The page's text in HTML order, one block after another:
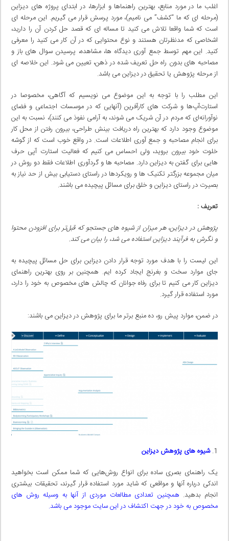
اغلب ما در مورد منابع، بهترین راهنماها و ابزارها، در ابتدای پروژه های دیزاین
(مرحله ای که ما “کشف” می نامیم)، مورد پرسش قرار می گیریم. این مرحله ای
است که شما واقعا تلاش می کنید تا مساله ای که قصد حل کردن آن را دارید،
اشخاصی که مدنظرتان هستند و نوع محتوایی که در آن کار می کنید را معرفی
کنید. این مهم توسط جمع آوری دیدگاه ها، مشاهده، پرسیدن سوال های باز و
مصاحبه های بدون راه حل تعریف شده در ذهن، تعیین می شود. این خلاصه ای
از مرحله پژوهش یا تحقیق در دیزاین می باشد.
این مطلب را با توجه به این موضوع می نویسیم که آگاهی، مخصوصا در
استارت‌آپ‌ها و شرکت های کارآفرین (آنهایی که در موسسات اجتماعی و فضای
نوآورانه‌ای که مردم در آن شریک می شوند، به آرامی نفوذ می کنند)، نسبت به این
موضوع وجود دارد که بهترین راه دریافت بینش طراحی، بیرون رفتن از محل کار
برای انجام مصاحبه و جمع آوری اطلاعات است. در واقع خوب است که از گوشه
خلوت خود بیرون بروید، ولی احساس می کنیم که فعالیت استارت آپی حرف
هایی برای گفتن به دیزاین دارد. مصاحبه ها و گردآوری اطلاعات فقط دو روش در
میان مجموعه بزرگتر تکنیک ها و رویکردها در راستای دستیابی بیش از حد نیاز به
بصیرت در راستای دیزاین و خلق برای مسائل پیچیده می باشند.
تعریف :
پژوهش در دیزاین، هر میزان از شیوه های جستجو که قبل‌تر‌ برای افزودن محتوا
و نگرش به فرآیند دیزاین استفاده می شد، را بیان می کند.
این لیست را با هدف مورد توجه قرار دادن دیزاین برای حل مسائل پیچیده به
جای موارد سخت و بغرنج ایجاد کرده ایم. همچنین بر روی بهترین راهنمای
دیزاین کار می کنیم تا برای رفاه جوانان که چالش های مخصوص به خود را دارد،
مورد استفاده قرار گیرد.
در ضمن، موارد پیش رو، ده منبع برتر ما برای پژوهش در دیزاین می باشند:
شیوه های پژوهش دیزاین
یک راهنمای بصری ساده برای انواع روش‌هایی که شما ممکن است بخواهید
اندکی درباره آنها و مواقعی که شاید مورد استفاده قرار گیرند، تحقیقات بیشتری
انجام بدهید. همچنین تعدادی مطالعات موردی از آنها به وسیله روش های
مخصوص به خود در جهت اکتشاف در این سایت موجود می باشد.